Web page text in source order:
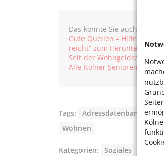
Das könnte Sie auch
Gute Quellen – Hilfen für
reicht“ zum Herunterladen.
Seit der Wohngeldreform
Alle Kölner
Tags: Adressdatenbank ,
Wohnen
Kategorien: Soziales